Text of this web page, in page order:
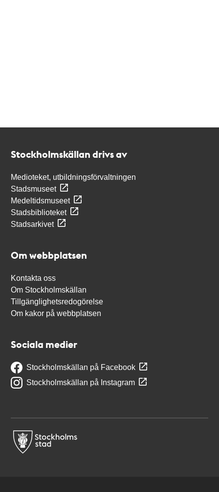
Stockholmskällan drivs av
Medioteket, utbildningsförvaltningen
Stadsmuseet
Medeltidsmuseet
Stadsbiblioteket
Stadsarkivet
Om webbplatsen
Kontakta oss
Om Stockholmskällan
Tillgänglighetsredogörelse
Om kakor på webbplatsen
Sociala medier
Stockholmskällan på Facebook
Stockholmskällan på Instagram